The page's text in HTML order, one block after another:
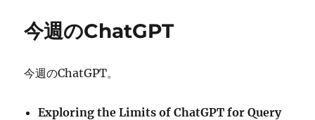
今週のChatGPT
今週のChatGPT。
Exploring the Limits of ChatGPT for Query